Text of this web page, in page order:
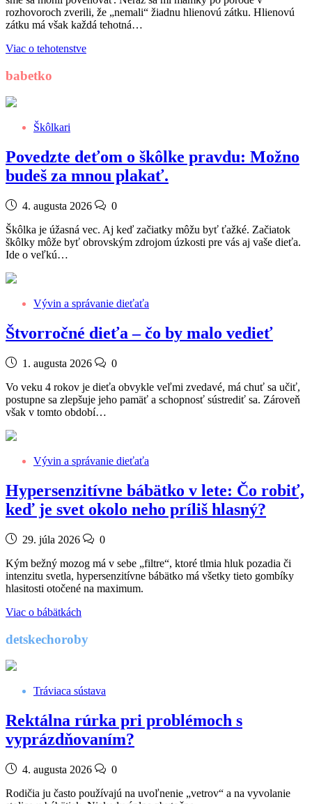
rozhovoroch zverili, že „nemali“ žiadnu hlienovú zátku. Hlienovú
zátku má však každá tehotná…
Viac o tehotenstve
babetko
Škôlkari
Povedzte deťom o škôlke pravdu: Možno
budeš za mnou plakať.
4. augusta 2026
0
Škôlka je úžasná vec. Aj keď začiatky môžu byť ťažké. Začiatok
škôlky môže byť obrovským zdrojom úzkosti pre vás aj vaše dieťa.
Ide o veľkú…
Vývin a správanie dieťaťa
Štvorročné dieťa – čo by malo vedieť
1. augusta 2026
0
Vo veku 4 rokov je dieťa obvykle veľmi zvedavé, má chuť sa učiť,
postupne sa zlepšuje jeho pamäť a schopnosť sústrediť sa. Zároveň
však v tomto období…
Vývin a správanie dieťaťa
Hypersenzitívne bábätko v lete: Čo robiť,
keď je svet okolo neho príliš hlasný?
29. júla 2026
0
Kým bežný mozog má v sebe „filtre“, ktoré tlmia hluk pozadia či
intenzitu svetla, hypersenzitívne bábätko má všetky tieto gombíky
hlasitosti otočené na maximum.
Viac o bábätkách
detskechoroby
Tráviaca sústava
Rektálna rúrka pri problémoch s
vyprázdňovaním?
4. augusta 2026
0
Rodičia ju často používajú na uvoľnenie „vetrov“ a na vyvolanie